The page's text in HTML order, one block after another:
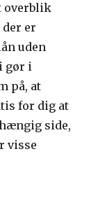
overblik
der er
uden
gør i
på, at
for dig at
side,
visse